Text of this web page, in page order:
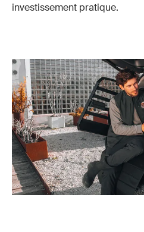
investissement pratique.